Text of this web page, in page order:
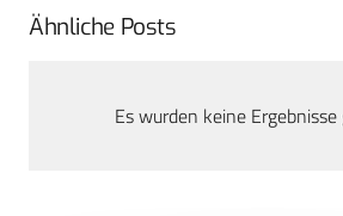
Ähnliche Posts
Es wurden keine